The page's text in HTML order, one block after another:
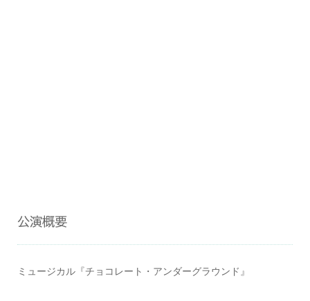
公演概要
ミュージカル『チョコレート・アンダーグラウンド』